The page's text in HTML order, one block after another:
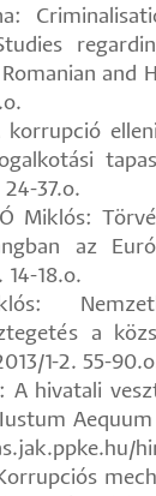
and
korrupció
24-37.o.
Miklós:
az
14-18.o.
a
1-2. 55-
A hivatali
Aequum